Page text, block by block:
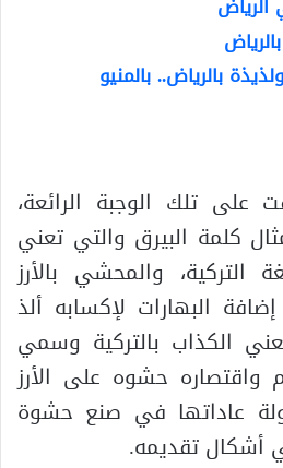
ولذيذة بالرياض.. بالمنيو
على تلك الوجبة الرائعة،
كلمة البيرق والتي تعني
والمحشي بالأرز
البهارات لإكسابه ألذ
الكذاب بالتركية وسمي
واقتصاره حشوه على الأرز
عاداتها في صنع حشوة
أشكال تقديمه.